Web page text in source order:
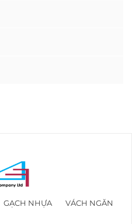
GẠCH NHỰA VÁCH NGĂN